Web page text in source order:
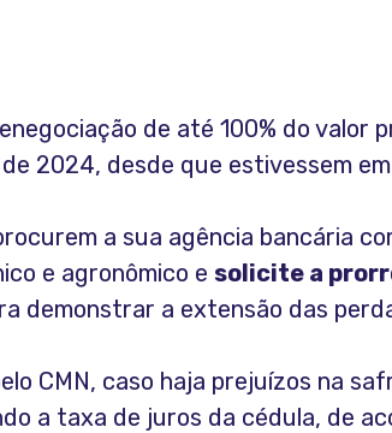
de até 100% do valor
2024, desde que estivessem
a sua agência bancária
e agronômico e solicite a
demonstrar a extensão das
CMN, caso haja prejuízos na
a taxa de juros da cédula, de